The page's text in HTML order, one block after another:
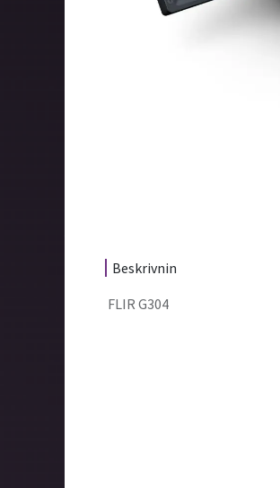
Beskrivnin
FLIR G304